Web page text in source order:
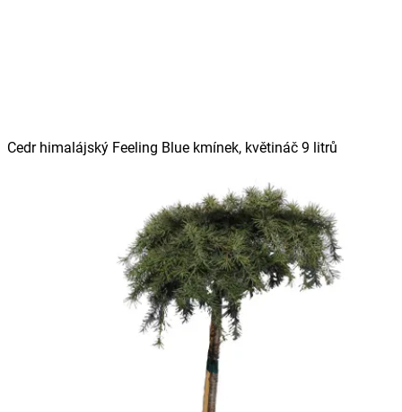
Cedr himalájský Feeling Blue kmínek, květináč 9 litrů